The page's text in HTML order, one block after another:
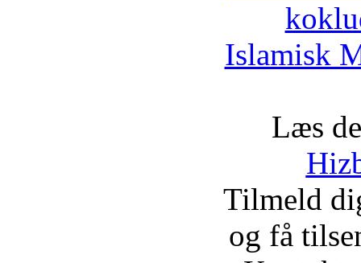
Islamisk
Læs
Tilmeld
og få